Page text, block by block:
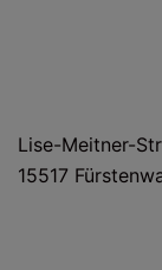
Lise-Meitner-
15517